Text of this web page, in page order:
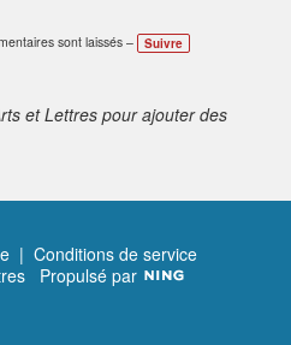
sont laissés –
Suivre
et Lettres pour ajouter des
| Conditions de service
Propulsé par